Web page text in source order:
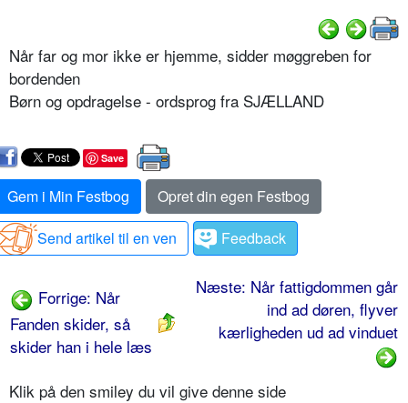
Når far og mor ikke er hjemme, sidder møggreben for
bordenden
Børn og opdragelse - ordsprog fra SJÆLLAND
Save
Gem i Min Festbog
Opret din egen Festbog
Send artikel til en ven
Feedback
Forrige: Når
Fanden skider, så
skider han i hele læs
Næste: Når fattigdommen går
ind ad døren, flyver
kærligheden ud ad vinduet
Klik på den smiley du vil give denne side